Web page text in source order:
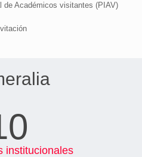
de Académicos visitantes (PIAV)
institucionales